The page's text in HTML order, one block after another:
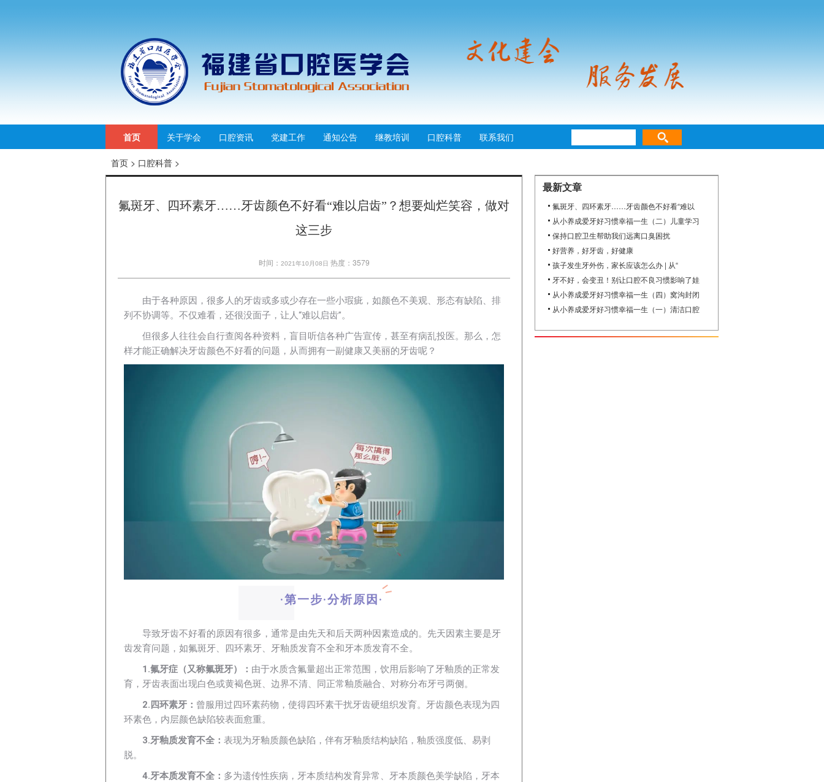
首页 关于学会 口腔资讯 党建工作 通知公告 继教培训 口腔科普 联系我们
首页 > 口腔科普 >
氟斑牙、四环素牙……牙齿颜色不好看“难以启齿”？想要灿烂笑容，做对
这三步
时间： 2021年10月08日 热度：3579
由于各种原因，很多人的牙齿或多或少存在一些小瑕疵，如颜色不美观、形态有缺陷、排
列不协调等。不仅难看，还很没面子，让人“难以启齿”。
但很多人往往会自行查阅各种资料，盲目听信各种广告宣传，甚至有病乱投医。那么，怎
样才能正确解决牙齿颜色不好看的问题，从而拥有一副健康又美丽的牙齿呢？
·第一步·分析原因·
导致牙齿不好看的原因有很多，通常是由先天和后天两种因素造成的。先天因素主要是牙
齿发育问题，如氟斑牙、四环素牙、牙釉质发育不全和牙本质发育不全。
1.氟牙症（又称氟斑牙）： 由于水质含氟量超出正常范围，饮用后影响了牙釉质的正常发
育，牙齿表面出现白色或黄褐色斑、边界不清、同正常釉质融合、对称分布牙弓两侧。
2.四环素牙： 曾服用过四环素药物，使得四环素干扰牙齿硬组织发育。牙齿颜色表现为四
环素色，内层颜色缺陷较表面愈重。
3.牙釉质发育不全： 表现为牙釉质颜色缺陷，伴有牙釉质结构缺陷，釉质强度低、易剥
脱。
4.牙本质发育不全： 多为遗传性疾病，牙本质结构发育异常、牙本质颜色美学缺陷，牙本
最新文章
氟斑牙、四环素牙……牙齿颜色不好看“难以
从小养成爱牙好习惯幸福一生（二）儿童学习
保持口腔卫生帮助我们远离口臭困扰
好营养，好牙齿，好健康
孩子发生牙外伤，家长应该怎么办 | 从“
牙不好，会变丑！别让口腔不良习惯影响了娃
从小养成爱牙好习惯幸福一生（四）窝沟封闭
从小养成爱牙好习惯幸福一生（一）清洁口腔